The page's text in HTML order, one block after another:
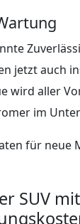
jetzt auch
wird aller
im
für neue
SUV